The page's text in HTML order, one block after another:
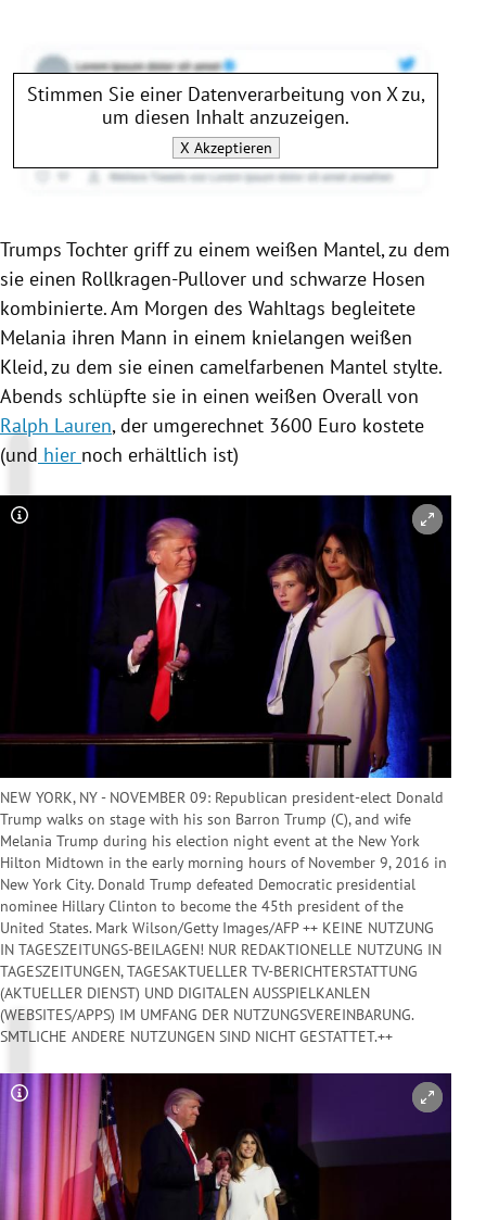
Stimmen Sie einer Datenverarbeitung von Xzu,
um diesen Inhalt anzuzeigen.
X Akzeptieren
Trumps Tochter griff zu einem weißen Mantel, zu dem
sie einen Rollkragen-Pullover und schwarze Hosen
kombinierte. Am Morgen des Wahltags begleitete
Melania ihren Mann in einem knielangen weißen
Kleid, zu dem sie einen camelfarbenen Mantel stylte.
Abends schlüpfte sie in einen weißen Overall von
Ralph Lauren, der umgerechnet 3600 Euro kostete
(und hier noch erhältlich ist)
Copyright-Hinweis öffnen/schließen
NEW YORK, NY - NOVEMBER 09: Republican president-elect Donald
Trump walks on stage with his son Barron Trump (C), and wife
Melania Trump during his election night event at the New York
Hilton Midtown in the early morning hours of November 9, 2016 in
New York City. Donald Trump defeated Democratic presidential
nominee Hillary Clinton to become the 45th president of the
United States. Mark Wilson/Getty Images/AFP ++ KEINE NUTZUNG
IN TAGESZEITUNGS-BEILAGEN! NUR REDAKTIONELLE NUTZUNG IN
TAGESZEITUNGEN, TAGESAKTUELLER TV-BERICHTERSTATTUNG
(AKTUELLER DIENST) UND DIGITALEN AUSSPIELKANLEN
(WEBSITES/APPS) IM UMFANG DER NUTZUNGSVEREINBARUNG.
SMTLICHE ANDERE NUTZUNGEN SIND NICHT GESTATTET.++
Copyright-Hinweis öffnen/schließen